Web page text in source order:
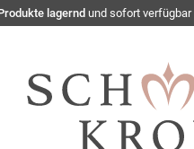
lagernd und sofort verfügbar